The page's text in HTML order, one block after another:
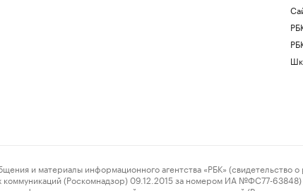
материалы информационного агентства «РБК» (свидетельство о
(Роскомнадзор) 09.12.2015 за номером ИА №ФС77-63848)